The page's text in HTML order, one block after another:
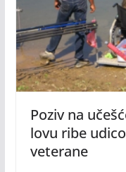
Poziv na
lovu ribe
veterane